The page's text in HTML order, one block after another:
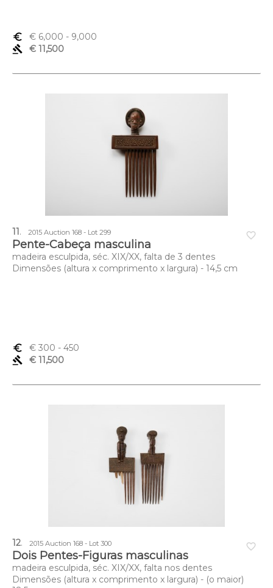
euro_symbol € 6,000 - 9,000
gavel
€ 11,500
favorite_border
11. 2015 Auction 168 - Lot 299
Pente-Cabeça masculina
madeira esculpida, séc. XIX/XX, falta de 3 dentes
Dimensões (altura x comprimento x largura) - 14,5 cm
euro_symbol € 300 - 450
gavel
€ 11,500
favorite_border
12. 2015 Auction 168 - Lot 300
Dois Pentes-Figuras masculinas
madeira esculpida, séc. XIX/XX, falta nos dentes
Dimensões (altura x comprimento x largura) - (o maior)